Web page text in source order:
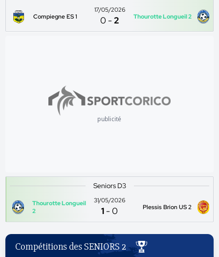
Compiegne ES 1
17/05/2026
0 -2 Thourotte Longueil 2
publicité
Seniors D3
Thourotte Longueil
2
31/05/2026
1 -0 Plessis Brion US 2
Compétitions des SENIORS 2